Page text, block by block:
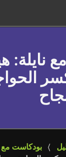
نايلة:
بودكاست مع